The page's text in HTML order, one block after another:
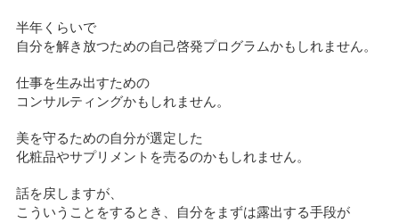
半年くらいで
自分を解き放つための自己啓発プログラムかもしれません。
仕事を生み出すための
コンサルティングかもしれません。
美を守るための自分が選定した
化粧品やサプリメントを売るのかもしれません。
話を戻しますが、
こういうことをするとき、自分をまずは露出する手段が